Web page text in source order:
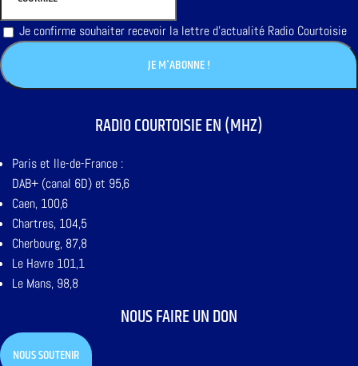
Je confirme souhaiter recevoir la lettre d'actualité Radio Courtoisie
RADIO COURTOISIE EN (MHZ)
Paris et Ile-de-France :
DAB+ (canal 6D) et 95,6
Caen, 100,6
Chartres, 104,5
Cherbourg, 87,8
Le Havre 101,1
Le Mans, 98,8
NOUS FAIRE UN DON
NOUS SOUTENIR